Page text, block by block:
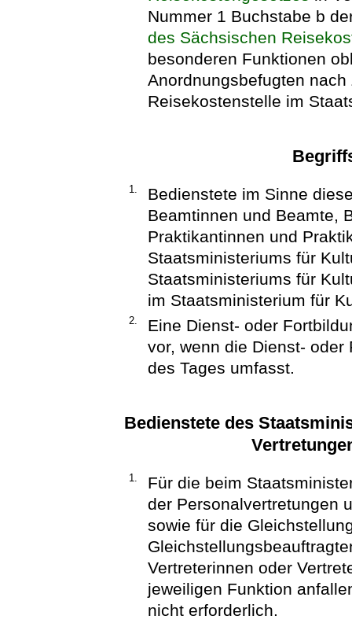
Nummer 1 Buchstabe b
des Sächsischen
besonderen Funktionen
Anordnungsbefugten
Reisekostenstelle im
1.
Bedienstete im Sinne
Beamtinnen und Beamte,
Praktikantinnen und
Staatsministeriums für
Staatsministeriums für
im Staatsministerium für
2.
Eine Dienst- oder
vor, wenn die Dienst-
des Tages umfasst.
Bedienstete des
1.
Für die beim
der Personalvertretungen
sowie für die
Vertreterinnen oder
jeweiligen Funktion
nicht erforderlich.